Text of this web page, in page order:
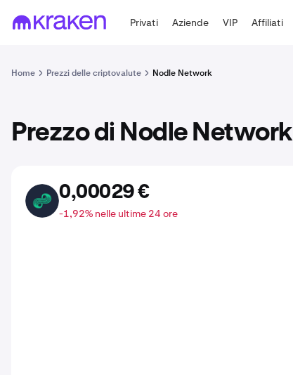
Privati Aziende VIP Affiliati
Home Prezzi delle criptovalute Nodle Network
Prezzo di Nodle Network
NODL 0,00029 €
-1,92% nelle ultime 24 ore